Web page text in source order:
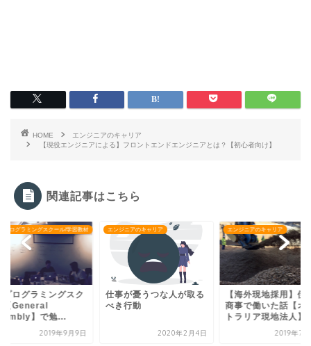
HOME
エンジニアのキャリア
【現役エンジニアによる】フロントエンドエンジニアとは？【初心者向け】
関連記事はこちら
プログラミングスクール/学習教材
プログラミングスク
【General
】で勉...
2019年9月9日
エンジニアのキャリア
仕事が憂うつな人が取る
べき行動
2020年2月4日
エンジニアのキャリア
【海外現地採用】伊
商事で働いた話【オ
トラリア現地法人】
2019年7